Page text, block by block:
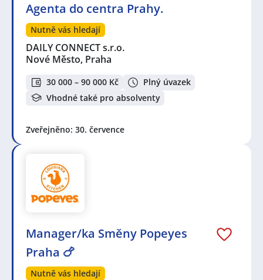
Agenta do centra Prahy.
Nutně vás hledají
DAILY CONNECT s.r.o.
Nové Město, Praha
30 000 – 90 000 Kč
Plný úvazek
Vhodné také pro absolventy
Zveřejněno: 30. července
Manager/ka Směny Popeyes
Praha 🍗
Nutně vás hledají